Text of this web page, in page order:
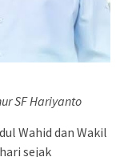
SF Hariyanto
Wahid dan Wakil
sejak